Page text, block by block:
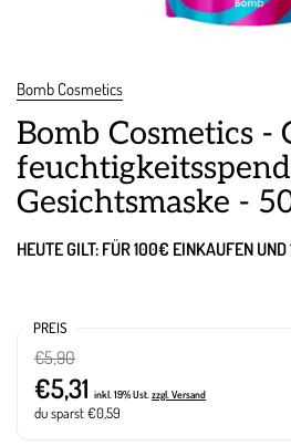
Bomb Cosmetics
Bomb Cosmetics -
Gesichtsmaske -
HEUTE GILT: FÜR 100€ EINKAUFEN
PREIS
€5,31 inkl. 19% Ust. zzgl. Versand
€5,90
du sparst €0,59